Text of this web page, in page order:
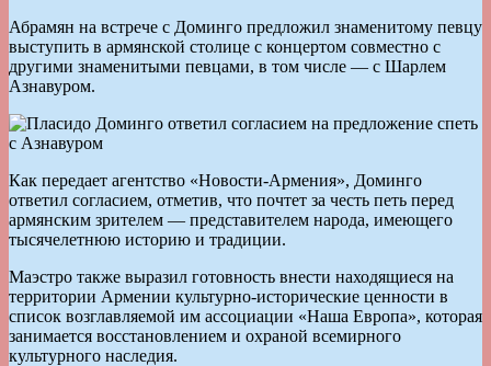
Абрамян на встрече с Доминго предложил знаменитому певцу
выступить в армянской столице с концертом совместно с
другими знаменитыми певцами, в том числе — с Шарлем
Азнавуром.
Как передает агентство «Новости-Армения», Доминго
ответил согласием, отметив, что почтет за честь петь перед
армянским зрителем — представителем народа, имеющего
тысячелетнюю историю и традиции.
Маэстро также выразил готовность внести находящиеся на
территории Армении культурно-исторические ценности в
список возглавляемой им ассоциации «Наша Европа», которая
занимается восстановлением и охраной всемирного
культурного наследия.